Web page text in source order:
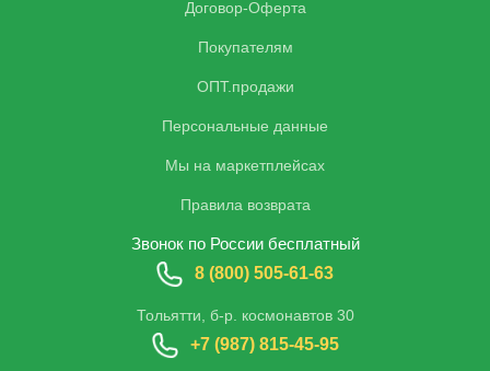
Договор-Оферта
Покупателям
ОПТ.продажи
Персональные данные
Мы на маркетплейсах
Правила возврата
Звонок по России бесплатный
8 (800) 505-61-63
Тольятти, б-р. космонавтов 30
+7 (987) 815-45-95